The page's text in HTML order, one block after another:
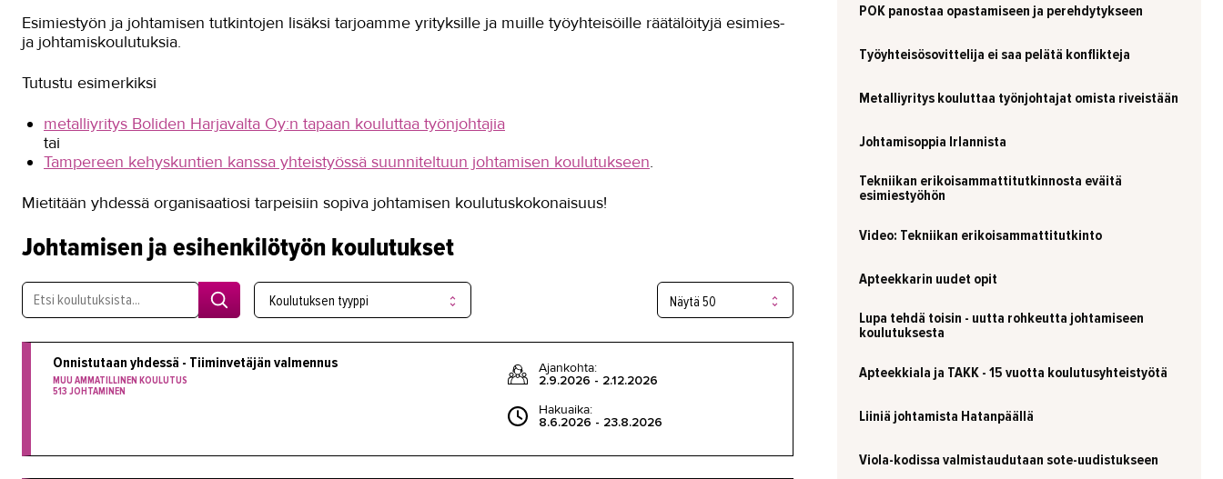
Esimiestyön ja johtamisen tutkintojen lisäksi tarjoamme yrityksille ja muille työyhteisöille räätälöityjä esimies-
ja johtamiskoulutuksia.
Tutustu esimerkiksi
metalliyritys Boliden Harjavalta Oy:n tapaan kouluttaa työnjohtajia
tai
Tampereen kehyskuntien kanssa yhteistyössä suunniteltuun johtamisen koulutukseen.
Mietitään yhdessä organisaatiosi tarpeisiin sopiva johtamisen koulutuskokonaisuus!
Johtamisen ja esihenkilötyön koulutukset
Koulutuksen tyyppi
Onnistutaan yhdessä - Tiiminvetäjän valmennus
MUU AMMATILLINEN KOULUTUS
513 JOHTAMINEN
Ajankohta:
2.9.2026 - 2.12.2026
Hakuaika:
8.6.2026 - 23.8.2026
POK panostaa opastamiseen ja perehdytykseen
Työyhteisösovittelija ei saa pelätä konflikteja
Metalliyritys kouluttaa työnjohtajat omista riveistään
Johtamisoppia Irlannista
Tekniikan erikoisammattitutkinnosta eväitä
esimiestyöhön
Video: Tekniikan erikoisammattitutkinto
Apteekkarin uudet opit
Lupa tehdä toisin - uutta rohkeutta johtamiseen
koulutuksesta
Apteekkiala ja TAKK - 15 vuotta koulutusyhteistyötä
Liiniä johtamista Hatanpäällä
Viola-kodissa valmistaudutaan sote-uudistukseen